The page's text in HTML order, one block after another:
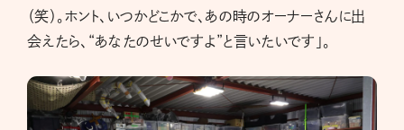
（笑）。ホント、いつかどこかで、あの時のオーナーさんに出
会えたら、“あなたのせいですよ”と言いたいです」。